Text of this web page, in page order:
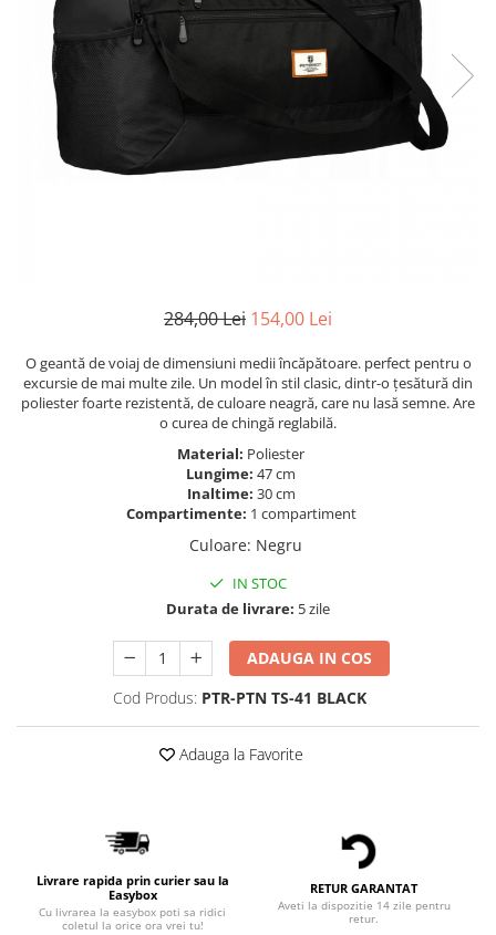
284,00 Lei 154,00 Lei
O geantă de voiaj de dimensiuni medii încăpătoare. perfect pentru o
excursie de mai multe zile. Un model în stil clasic, dintr-o țesătură din
poliester foarte rezistentă, de culoare neagră, care nu lasă semne. Are
o curea de chingă reglabilă.
Material: Poliester
Lungime: 47 cm
Inaltime: 30 cm
Compartimente: 1 compartiment
Culoare: Negru
IN STOC
Durata de livrare: 5 zile
ADAUGA IN COS
Cod Produs: PTR-PTN TS-41 BLACK
Adauga la Favorite
Livrare rapida prin curier sau la
Easybox
Cu livrarea la easybox poti sa ridici
coletul la orice ora vrei tu!
RETUR GARANTAT
Aveti la dispozitie 14 zile pentru
retur.